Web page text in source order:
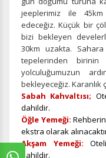
jeeplerimiz ile
edeceğiz. Küçük bir
bizi bekleyen
30km uzakta.
tepelerinden
yolculuğumuzun
bekleyeceğiz.
Sabah Kahvaltısı;
dahildir.
Öğle Yemeği:
ekstra olarak
Akşam Yemeği:
dahildir.